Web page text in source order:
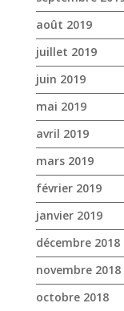
mars 2019
février 2019
janvier 2019
décembre 2018
novembre 2018
octobre 2018
septembre 2018
août 2018
juillet 2018
juin 2018
mai 2018